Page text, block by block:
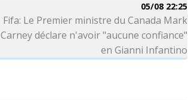
05/08 22:25
Fifa: Le Premier ministre du Canada Mark
Carney déclare n'avoir "aucune confiance"
en Gianni Infantino